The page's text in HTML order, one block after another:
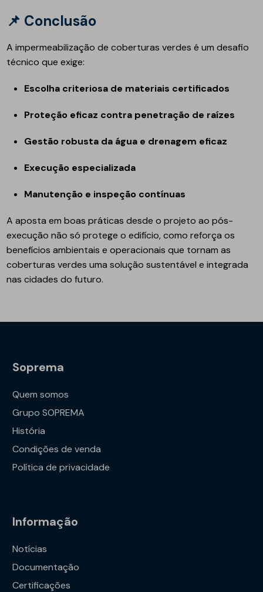
Conclusão
A impermeabilização de coberturas verdes é um desafio
técnico que exige:
Escolha criteriosa de materiais certificados
Proteção eficaz contra penetração de raízes
Gestão robusta da água e drenagem eficaz
Execução especializada
Manutenção e inspeção contínuas
A aposta em boas práticas desde o projeto ao pós-
execução não só protege o edifício, como reforça os
benefícios ambientais e operacionais que tornam as
coberturas verdes uma solução sustentável e integrada
nas cidades do futuro.
Soprema
Quem somos
Grupo SOPREMA
História
Condições de venda
Política de privacidade
Informação
Notícias
Documentação
Certificações